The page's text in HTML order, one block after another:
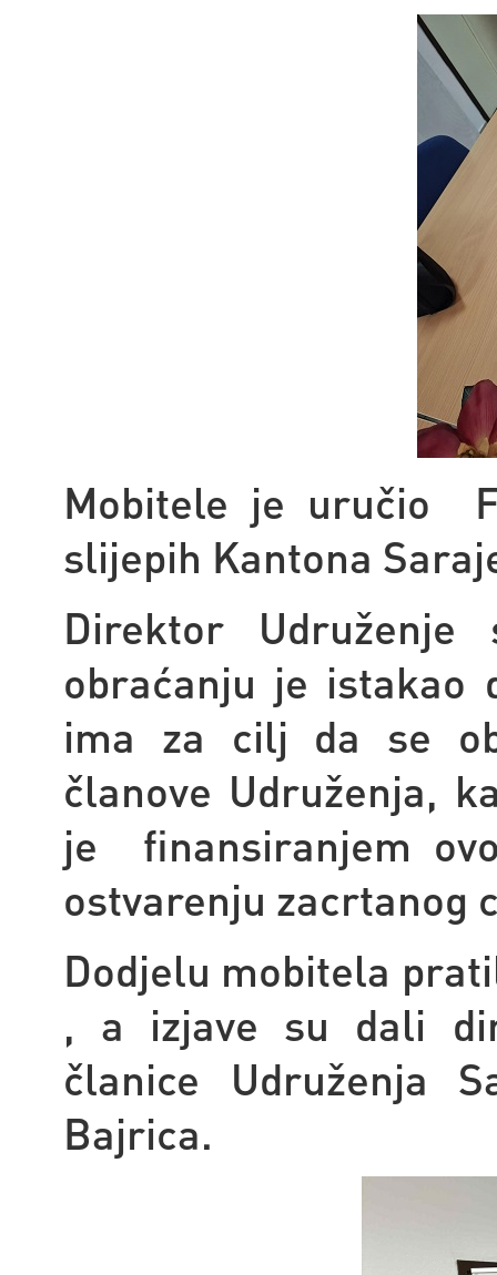
Mobitele je uručio
slijepih Kantona
Direktor
obraćanju je istakao
ima za cilj da se
članove Udruženja,
je finansiranjem
ostvarenju zacrtanog
Dodjelu mobitela
, a izjave su dali
članice Udruženja
Bajrica.